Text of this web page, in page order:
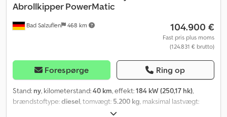
Bad Salzuflen 468 km
Abrollkipper PowerMatic
104.900 €
Fast pris plus moms
(124.831 € brutto)
Forespørge Ring op
Stand: ny, kilometerstand:40 km, effekt:184 kW (250,17 hk),
brændstoftype:diesel , tomvægt: 5.200 kg , maksimal lastvægt:
11.990 kg, dækstørrelse: